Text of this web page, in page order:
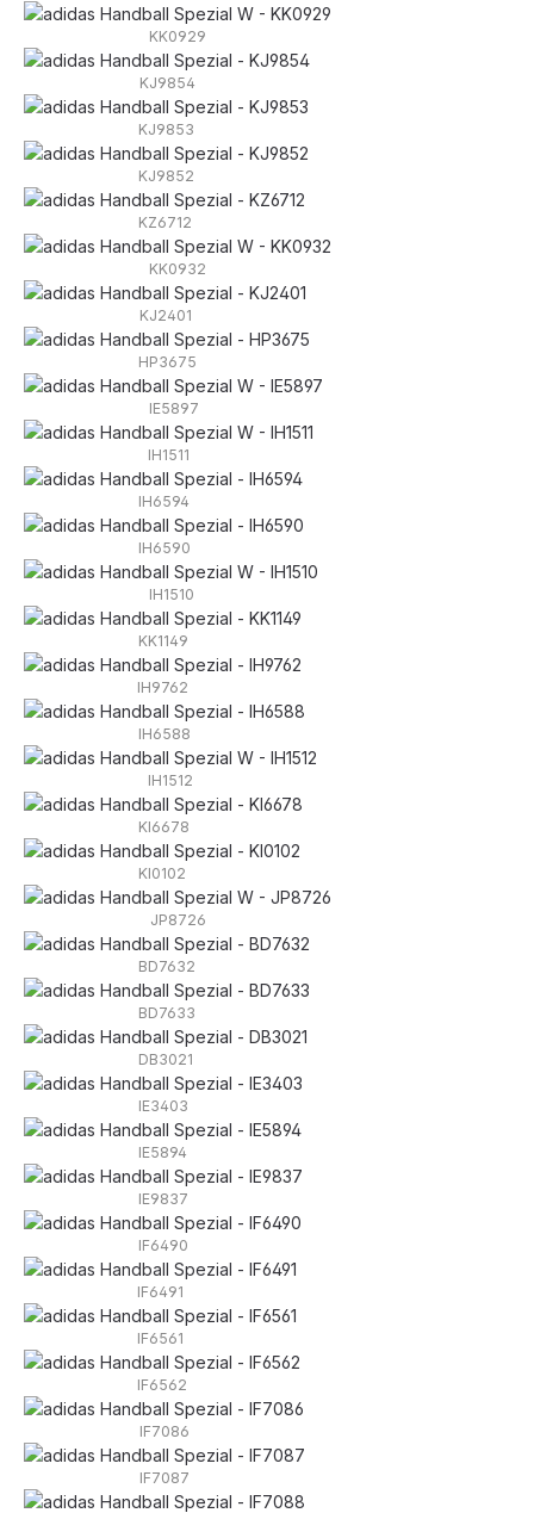
KK0929
KJ9854
KJ9853
KJ9852
KZ6712
KK0932
KJ2401
HP3675
IE5897
IH1511
IH6594
IH6590
IH1510
KK1149
IH9762
IH6588
IH1512
KI6678
KI0102
JP8726
BD7632
BD7633
DB3021
IE3403
IE5894
IE9837
IF6490
IF6491
IF6561
IF6562
IF7086
IF7087